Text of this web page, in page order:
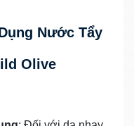
Nước Tẩy
Olive